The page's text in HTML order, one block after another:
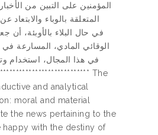
المتعلقة بالوباء
and analytical
moral and material
the news pertaining to the
with the destiny of